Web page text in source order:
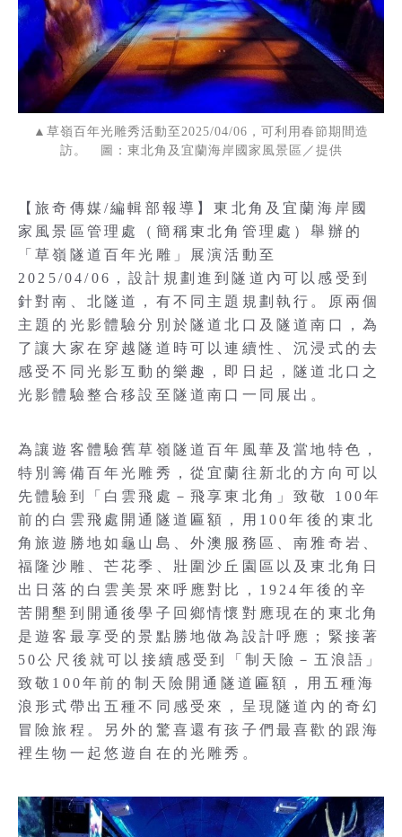
▲草嶺百年光雕秀活動至2025/04/06，可利用春節期間造
訪。 圖：東北角及宜蘭海岸國家風景區／提供
【旅奇傳媒/編輯部報導】東北角及宜蘭海岸國
家風景區管理處（簡稱東北角管理處）舉辦的
「草嶺隧道百年光雕」展演活動至
2025/04/06，設計規劃進到隧道內可以感受到
針對南、北隧道，有不同主題規劃執行。原兩個
主題的光影體驗分別於隧道北口及隧道南口，為
了讓大家在穿越隧道時可以連續性、沉浸式的去
感受不同光影互動的樂趣，即日起，隧道北口之
光影體驗整合移設至隧道南口一同展出。
為讓遊客體驗舊草嶺隧道百年風華及當地特色，
特別籌備百年光雕秀，從宜蘭往新北的方向可以
先體驗到「白雲飛處－飛享東北角」致敬 100年
前的白雲飛處開通隧道匾額，用100年後的東北
角旅遊勝地如龜山島、外澳服務區、南雅奇岩、
福隆沙雕、芒花季、壯圍沙丘園區以及東北角日
出日落的白雲美景來呼應對比，1924年後的辛
苦開墾到開通後學子回鄉情懷對應現在的東北角
是遊客最享受的景點勝地做為設計呼應；緊接著
50公尺後就可以接續感受到「制天險－五浪語」
致敬100年前的制天險開通隧道匾額，用五種海
浪形式帶出五種不同感受來，呈現隧道內的奇幻
冒險旅程。另外的驚喜還有孩子們最喜歡的跟海
裡生物一起悠遊自在的光雕秀。